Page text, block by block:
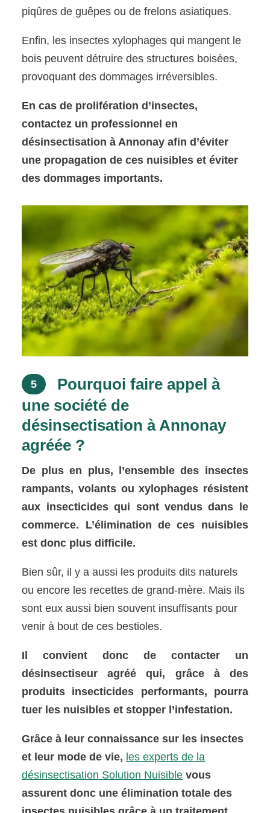
piqûres de guêpes ou de frelons asiatiques.
Enfin, les insectes xylophages qui mangent le
bois peuvent détruire des structures boisées,
provoquant des dommages irréversibles.
En cas de prolifération d’insectes,
contactez un professionnel en
désinsectisation à Annonay afin d’éviter
une propagation de ces nuisibles et éviter
des dommages importants.
5
Pourquoi faire appel à
une société de
désinsectisation à Annonay
agréée ?
De plus en plus, l’ensemble des insectes
rampants, volants ou xylophages résistent
aux insecticides qui sont vendus dans le
commerce. L’élimination de ces nuisibles
est donc plus difficile.
Bien sûr, il y a aussi les produits dits naturels
ou encore les recettes de grand-mère. Mais ils
sont eux aussi bien souvent insuffisants pour
venir à bout de ces bestioles.
Il convient donc de contacter un
désinsectiseur agréé qui, grâce à des
produits insecticides performants, pourra
tuer les nuisibles et stopper l’infestation.
Grâce à leur connaissance sur les insectes
et leur mode de vie, les experts de la
désinsectisation Solution Nuisible vous
assurent donc une élimination totale des